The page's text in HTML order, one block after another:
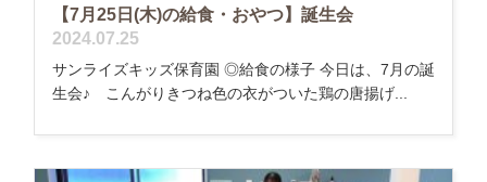
【7月25日(木)の給食・おやつ】誕生会
2024.07.25
サンライズキッズ保育園 ◎給食の様子 今日は、7月の誕
生会♪ こんがりきつね色の衣がついた鶏の唐揚げ...